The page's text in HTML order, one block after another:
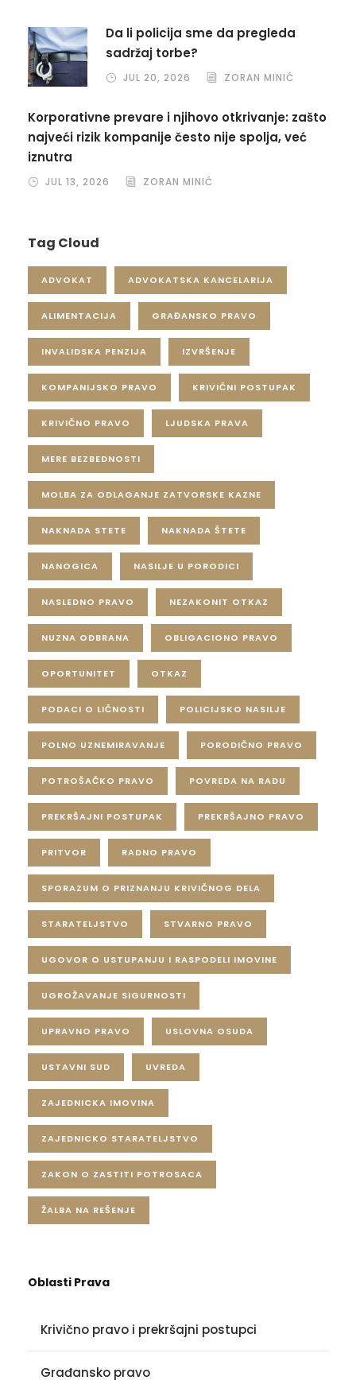
Da li policija sme da pregleda
sadržaj torbe?
JUL 20, 2026 ZORAN MINIĆ
Korporativne prevare i njihovo otkrivanje: zašto
najveći rizik kompanije često nije spolja, već
iznutra
JUL 13, 2026 ZORAN MINIĆ
Tag Cloud
ADVOKAT ADVOKATSKA KANCELARIJA
ALIMENTACIJA GRAĐANSKO PRAVO
INVALIDSKA PENZIJA IZVRŠENJE
KOMPANIJSKO PRAVO KRIVIČNI POSTUPAK
KRIVIČNO PRAVO LJUDSKA PRAVA
MERE BEZBEDNOSTI
MOLBA ZA ODLAGANJE ZATVORSKE KAZNE
NAKNADA STETE NAKNADA ŠTETE
NANOGICA NASILJE U PORODICI
NASLEDNO PRAVO NEZAKONIT OTKAZ
NUZNA ODBRANA OBLIGACIONO PRAVO
OPORTUNITET OTKAZ
PODACI O LIČNOSTI POLICIJSKO NASILJE
POLNO UZNEMIRAVANJE PORODIČNO PRAVO
POTROŠAČKO PRAVO POVREDA NA RADU
PREKRŠAJNI POSTUPAK PREKRŠAJNO PRAVO
PRITVOR RADNO PRAVO
SPORAZUM O PRIZNANJU KRIVIČNOG DELA
STARATELJSTVO STVARNO PRAVO
UGOVOR O USTUPANJU I RASPODELI IMOVINE
UGROŽAVANJE SIGURNOSTI
UPRAVNO PRAVO USLOVNA OSUDA
USTAVNI SUD UVREDA
ZAJEDNICKA IMOVINA
ZAJEDNICKO STARATELJSTVO
ZAKON O ZASTITI POTROSACA
ŽALBA NA REŠENJE
Oblasti Prava
Krivično pravo i prekršajni postupci
Građansko pravo